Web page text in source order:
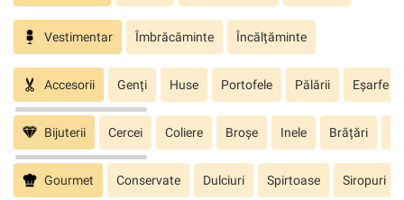
Vestimentar Îmbrăcăminte Încălțăminte
Accesorii Genți Huse Portofele Pălării Eșarfe
Bijuterii Cercei Coliere Broșe Inele Brățări
Gourmet Conservate Dulciuri Spirtoase Siropuri